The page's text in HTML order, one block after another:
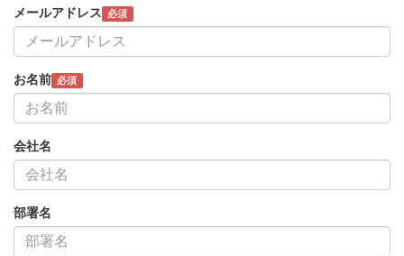
メールアドレス 必須
お名前 必須
会社名
部署名